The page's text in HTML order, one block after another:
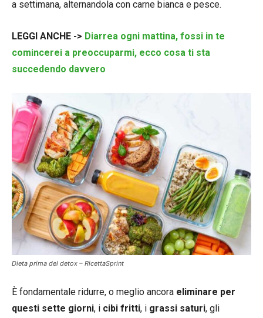
a settimana, alternandola con carne bianca e pesce.
LEGGI ANCHE -> Diarrea ogni mattina, fossi in te
comincerei a preoccuparmi, ecco cosa ti sta
succedendo davvero
Dieta prima del detox – RicettaSprint
È fondamentale ridurre, o meglio ancora eliminare per
questi sette giorni, i cibi fritti, i grassi saturi, gli